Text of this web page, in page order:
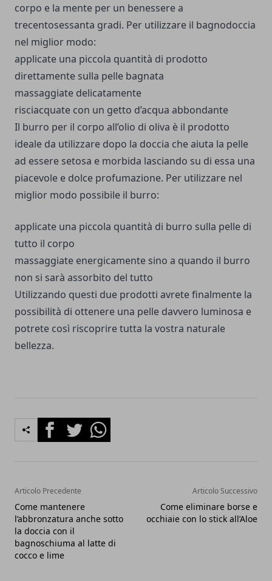
corpo e la mente per un benessere a
trecentosessanta gradi. Per utilizzare il bagnodoccia
nel miglior modo:
applicate una piccola quantità di prodotto
direttamente sulla pelle bagnata
massaggiate delicatamente
risciacquate con un getto d’acqua abbondante
Il burro per il corpo all’olio di oliva è il prodotto
ideale da utilizzare dopo la doccia che aiuta la pelle
ad essere setosa e morbida lasciando su di essa una
piacevole e dolce profumazione. Per utilizzare nel
miglior modo possibile il burro:
applicate una piccola quantità di burro sulla pelle di
tutto il corpo
massaggiate energicamente sino a quando il burro
non si sarà assorbito del tutto
Utilizzando questi due prodotti avrete finalmente la
possibilità di ottenere una pelle davvero luminosa e
potrete così riscoprire tutta la vostra naturale
bellezza.
FacebookTwitterWhatsapp
Articolo Precedente
Come mantenere
l’abbronzatura anche sotto
la doccia con il
bagnoschiuma al latte di
cocco e lime
Articolo Successivo
Come eliminare borse e
occhiaie con lo stick all’Aloe